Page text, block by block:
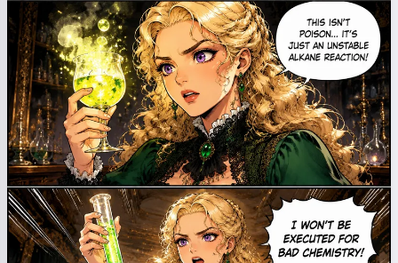
Începând să folosești serviciul, accepți:Termeni și
condiții,Politica de confidențialitate,Politica de
rambursare